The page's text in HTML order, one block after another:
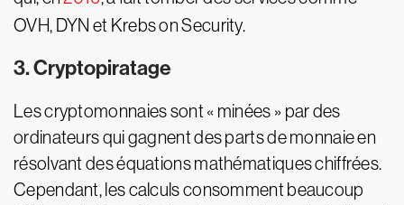
OVH, DYN et Krebs on Security.
3. Cryptopiratage
Les cryptomonnaies sont « minées » par des
ordinateurs qui gagnent des parts de monnaie en
résolvant des équations mathématiques chiffrées.
Cependant, les calculs consomment beaucoup